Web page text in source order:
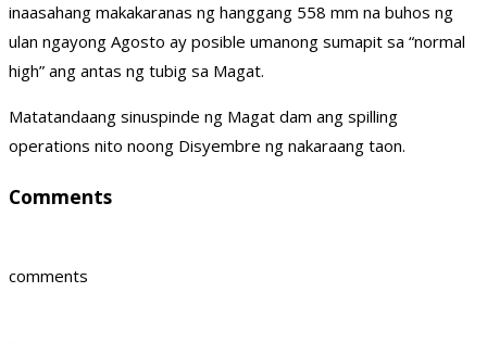
inaasahang makakaranas ng hanggang 558 mm na buhos ng
ulan ngayong Agosto ay posible umanong sumapit sa “normal
high” ang antas ng tubig sa Magat.
Matatandaang sinuspinde ng Magat dam ang spilling
operations nito noong Disyembre ng nakaraang taon.
Comments
comments